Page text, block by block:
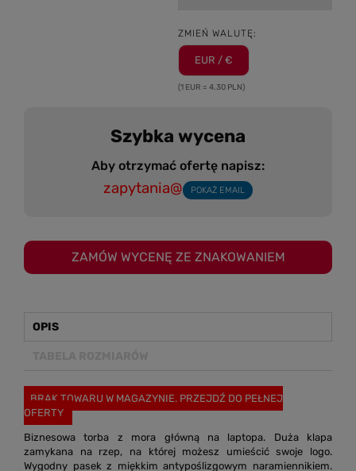
ZMIEŃ WALUTĘ:
EUR / €
(1 EUR = 4.30 PLN)
Szybka wycena
Aby otrzymać ofertę napisz:
zapytania@ POKAŻ EMAIL
ZAMÓW WYCENĘ ZE ZNAKOWANIEM
OPIS
BRAK TOWARU W MAGAZYNIE. PRZEJDŹ DO PEŁNEJ
OFERTY
Biznesowa torba z mora główną na laptopa. Duża klapa
zamykana na rzep, na której możesz umieścić swoje logo.
Wygodny pasek z miękkim antypoślizgowym naramiennikiem.